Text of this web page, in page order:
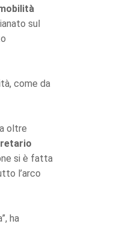
sul
come da
oltre
si è fatta
l’arco
ha